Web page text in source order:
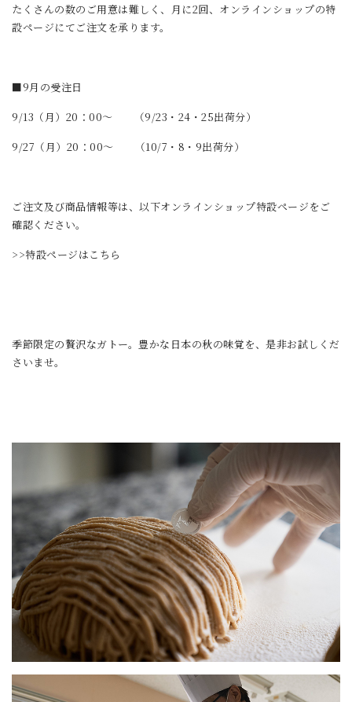
たくさんの数のご用意は難しく、月に2回、オンラインショップの特
設ページにてご注文を承ります。
■9月の受注日
9/13（月）20：00～ （9/23・24・25出荷分）
9/27（月）20：00～ （10/7・8・9出荷分）
ご注文及び商品情報等は、以下オンラインショップ特設ページをご
確認ください。
>>特設ページはこちら
季節限定の贅沢なガトー。豊かな日本の秋の味覚を、是非お試しくだ
さいませ。